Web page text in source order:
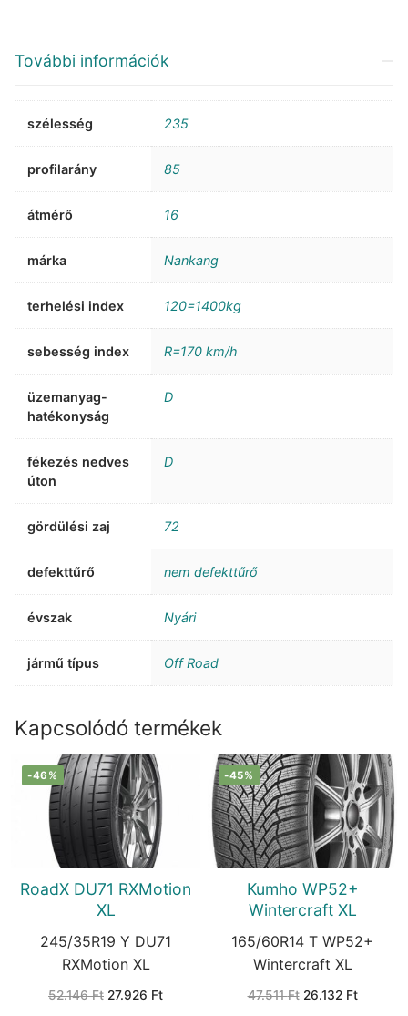
További információk
szélesség 235
profilarány 85
átmérő 16
márka Nankang
terhelési index 120=1400kg
sebesség index R=170 km/h
üzemanyag-
hatékonyság
D
fékezés nedves
úton
D
gördülési zaj 72
defekttűrő nem defekttűrő
évszak Nyári
jármű típus Off Road
Kapcsolódó termékek
-46%
RoadX DU71 RXMotion
XL
245/35R19 Y DU71
RXMotion XL
52.146Ft Original
27.926 FtCurrent
-45%
Kumho WP52+
Wintercraft XL
165/60R14 T WP52+
Wintercraft XL
47.511Ft Original
26.132 FtCurrent